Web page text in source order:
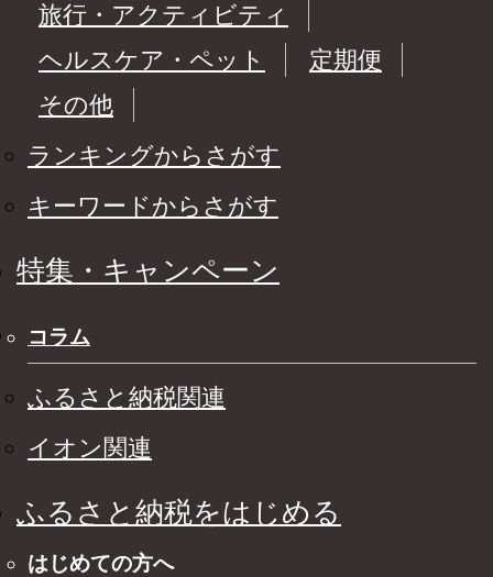
旅行・アクティビティ
ヘルスケア・ペット
定期便
その他
ランキングからさがす
キーワードからさがす
特集・キャンペーン
コラム
ふるさと納税関連
イオン関連
ふるさと納税をはじめる
はじめての方へ